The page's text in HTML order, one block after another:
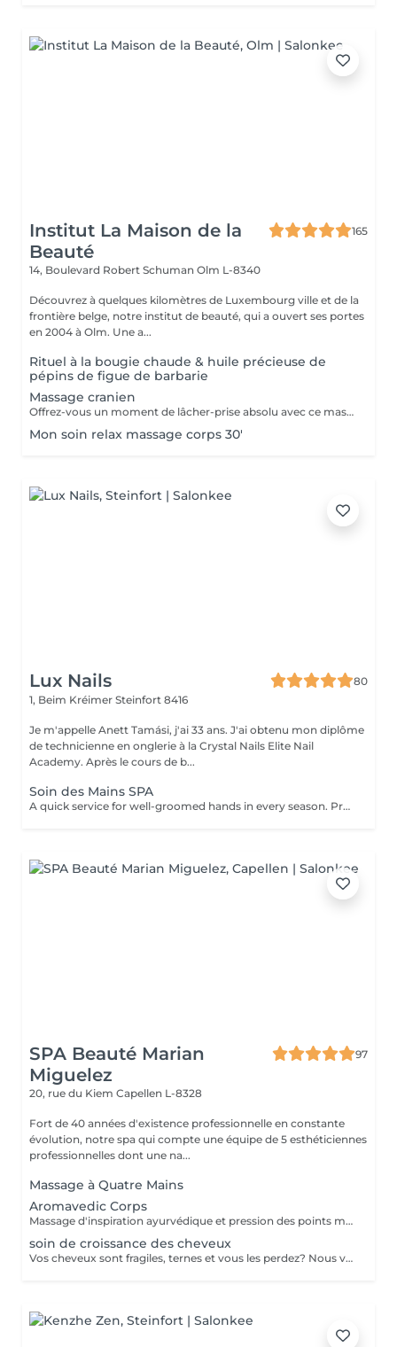
Institut La Maison de la
Beauté
165
14, Boulevard Robert Schuman Olm L-8340
Découvrez à quelques kilomètres de Luxembourg ville et de la
frontière belge, notre institut de beauté, qui a ouvert ses portes
en 2004 à Olm. Une a...
Rituel à la bougie chaude & huile précieuse de
pépins de figue de barbarie
Massage cranien
Offrez-vous un moment de lâcher-prise absolu avec ce massage crânien japonais authentique, transmis par une formatrice venue du Japon. Ce soin agit sur le cuir chevelu, la nuque et les trapèzes pour relâcher les tensions, apaiser le mental et rééquilibrer les énergies. Il favorise la détente profonde, améliore la circulation et aide à libérer le stress et la fatigue nerveuse. Idéal seul ou en complément d'un soin, pour une expérience de bien-être global et revitalisante.
Mon soin relax massage corps 30'
Lux Nails
80
1, Beim Kréimer Steinfort 8416
Je m'appelle Anett Tamási, j'ai 33 ans. J'ai obtenu mon diplôme
de technicienne en onglerie à la Crystal Nails Elite Nail
Academy. Après le cours de b...
Soin des Mains SPA
A quick service for well-groomed hands in every season. Prosess: First I use coconut sugar scrub and remove the dead skin cells. This helps the materials get deeper. I massage the skin with a nourishing, vitamin cream, which has a blood circulation-enhancing effect and contains a lot of useful ingredients. After the service you can enjoy your beautiful, fresh, elastic skin that will be more resistant to the harmful effects of the environment. The service can be make after a manicure or gel polish, or separately. Give it a try, you won't regret it!
SPA Beauté Marian
Miguelez
97
20, rue du Kiem Capellen L-8328
Fort de 40 années d'existence professionnelle en constante
évolution, notre spa qui compte une équipe de 5 esthéticiennes
professionnelles dont une na...
Massage à Quatre Mains
Aromavedic Corps
Massage d'inspiration ayurvédique et pression des points marmas selon votre dosha (vata, pitta, kapha), tant avec les couleurs que les parfums et le choix des huiles. Une tisane vous sera servie après le soin.
soin de croissance des cheveux
Vos cheveux sont fragiles, ternes et vous les perdez? Nous vous proposons une cure de 2 semaines (dont 6 applications au total) dans notre institut. - Application d'un shampoing riche en Cell Supporting molecules qui fortifie la racine capillaire et active la pousse du cheveu - Pénétration des actifs grâce aux ultrasons - Application d'un conditionner pour des cheveux souples et brillants - Application d'un sérum riche en Cell Supporting molecules et en Redensyl pour une chevelure pleine de vitalité et volumineuse. Le sérum renforce le métabolisme de la racine des cheveux et en favorise la repousse.